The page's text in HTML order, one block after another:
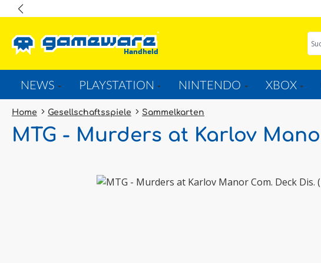
NEWS PLAYSTATION NINTENDO XBOX
Home Gesellschaftsspiele Sammelkarten
MTG - Murders at Karlov
Bildergalerie überspringen